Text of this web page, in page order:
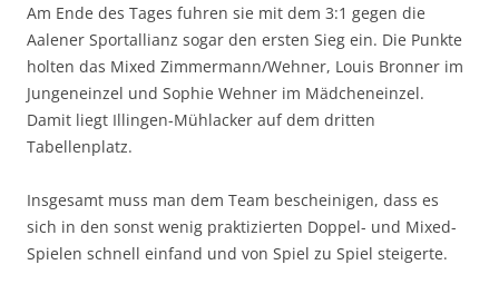
Am Ende des Tages fuhren sie mit dem 3:1 gegen die
Aalener Sportallianz sogar den ersten Sieg ein. Die Punkte
holten das Mixed Zimmermann/Wehner, Louis Bronner im
Jungeneinzel und Sophie Wehner im Mädcheneinzel.
Damit liegt Illingen-Mühlacker auf dem dritten
Tabellenplatz.
Insgesamt muss man dem Team bescheinigen, dass es
sich in den sonst wenig praktizierten Doppel- und Mixed-
Spielen schnell einfand und von Spiel zu Spiel steigerte.